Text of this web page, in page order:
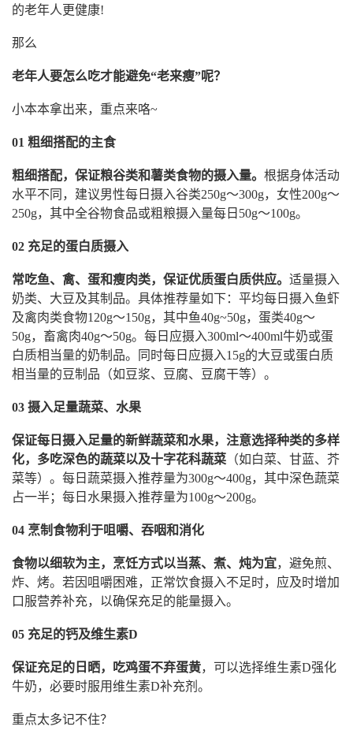
的老年人更健康!
那么
老年人要怎么吃才能避免“老来瘦”呢？
小本本拿出来，重点来咯~
01 粗细搭配的主食
粗细搭配，保证粮谷类和薯类食物的摄入量。 根据身体活动
水平不同，建议男性每日摄入谷类250g～300g，女性200g～
250g，其中全谷物食品或粗粮摄入量每日50g～100g。
02 充足的蛋白质摄入
常吃鱼、禽、蛋和瘦肉类，保证优质蛋白质供应。 适量摄入
奶类、大豆及其制品。具体推荐量如下：平均每日摄入鱼虾
及禽肉类食物120g～150g，其中鱼40g~50g，蛋类40g～
50g，畜禽肉40g～50g。每日应摄入300ml～400ml牛奶或蛋
白质相当量的奶制品。同时每日应摄入15g的大豆或蛋白质
相当量的豆制品（如豆浆、豆腐、豆腐干等）。
03 摄入足量蔬菜、水果
保证每日摄入足量的新鲜蔬菜和水果，注意选择种类的多样
化，多吃深色的蔬菜以及十字花科蔬菜 （如白菜、甘蓝、芥
菜等）。每日蔬菜摄入推荐量为300g～400g，其中深色蔬菜
占一半；每日水果摄入推荐量为100g～200g。
04 烹制食物利于咀嚼、吞咽和消化
食物以细软为主，烹饪方式以当蒸、煮、炖为宜，避免煎、
炸、烤。若因咀嚼困难，正常饮食摄入不足时，应及时增加
口服营养补充，以确保充足的能量摄入。
05 充足的钙及维生素D
保证充足的日晒，吃鸡蛋不弃蛋黄，可以选择维生素D强化
牛奶，必要时服用维生素D补充剂。
重点太多记不住？